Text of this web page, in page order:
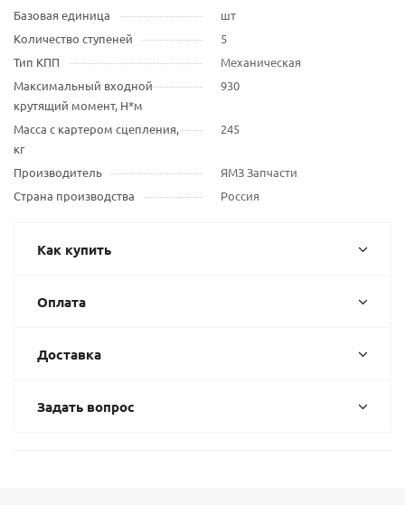
Базовая единица
шт
Количество ступеней
5
Тип КПП
Механическая
Максимальный входной
крутящий момент, Н*м
930
Масса с картером сцепления,
кг
245
Производитель
ЯМЗ Запчасти
Страна производства
Россия
Как купить
Оплата
Доставка
Задать вопрос